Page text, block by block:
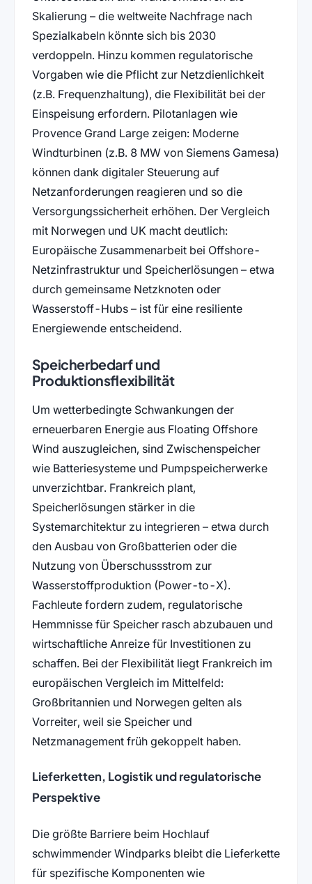
Skalierung – die weltweite Nachfrage nach
Spezialkabeln könnte sich bis 2030
verdoppeln. Hinzu kommen regulatorische
Vorgaben wie die Pflicht zur Netzdienlichkeit
(z.B. Frequenzhaltung), die Flexibilität bei der
Einspeisung erfordern. Pilotanlagen wie
Provence Grand Large zeigen: Moderne
Windturbinen (z.B. 8 MW von Siemens Gamesa)
können dank digitaler Steuerung auf
Netzanforderungen reagieren und so die
Versorgungssicherheit erhöhen. Der Vergleich
mit Norwegen und UK macht deutlich:
Europäische Zusammenarbeit bei Offshore-
Netzinfrastruktur und Speicherlösungen – etwa
durch gemeinsame Netzknoten oder
Wasserstoff-Hubs – ist für eine resiliente
Energiewende entscheidend.
Speicherbedarf und
Produktionsflexibilität
Um wetterbedingte Schwankungen der
erneuerbaren Energie aus Floating Offshore
Wind auszugleichen, sind Zwischenspeicher
wie Batteriesysteme und Pumpspeicherwerke
unverzichtbar. Frankreich plant,
Speicherlösungen stärker in die
Systemarchitektur zu integrieren – etwa durch
den Ausbau von Großbatterien oder die
Nutzung von Überschussstrom zur
Wasserstoffproduktion (Power-to-X).
Fachleute fordern zudem, regulatorische
Hemmnisse für Speicher rasch abzubauen und
wirtschaftliche Anreize für Investitionen zu
schaffen. Bei der Flexibilität liegt Frankreich im
europäischen Vergleich im Mittelfeld:
Großbritannien und Norwegen gelten als
Vorreiter, weil sie Speicher und
Netzmanagement früh gekoppelt haben.
Lieferketten, Logistik und regulatorische
Perspektive
Die größte Barriere beim Hochlauf
schwimmender Windparks bleibt die Lieferkette
für spezifische Komponenten wie